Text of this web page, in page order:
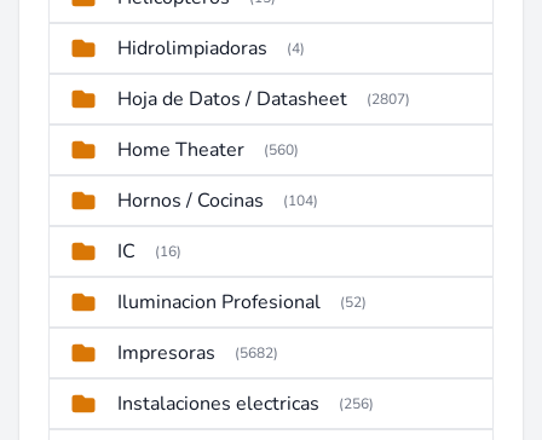
Hidrolimpiadoras (4)
Hoja de Datos / Datasheet (2807)
Home Theater (560)
Hornos / Cocinas (104)
IC (16)
Iluminacion Profesional (52)
Impresoras (5682)
Instalaciones electricas (256)